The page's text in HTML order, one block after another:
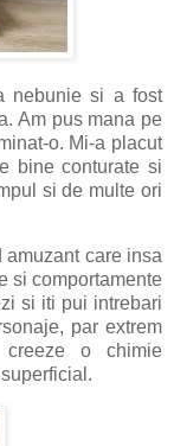
nebunie si a fost
Am pus mana pe
o. Mi-a placut
bine conturate si
si de multe ori
amuzant care insa
si comportamente
si iti pui intrebari
par extrem
o chimie